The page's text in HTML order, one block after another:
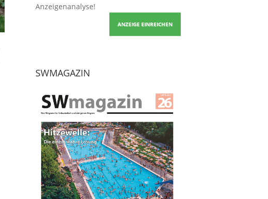
Anzeigenanalyse!
ANZEIGE EINREICHEN
SWMAGAZIN